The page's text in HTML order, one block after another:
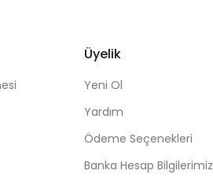
Üyelik
Yeni Ol
Yardım
Ödeme Seçenekleri
Banka Hesap Bilgilerimiz